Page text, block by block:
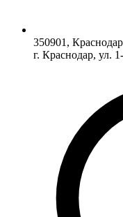
350901,
г. Краснодар, ул.